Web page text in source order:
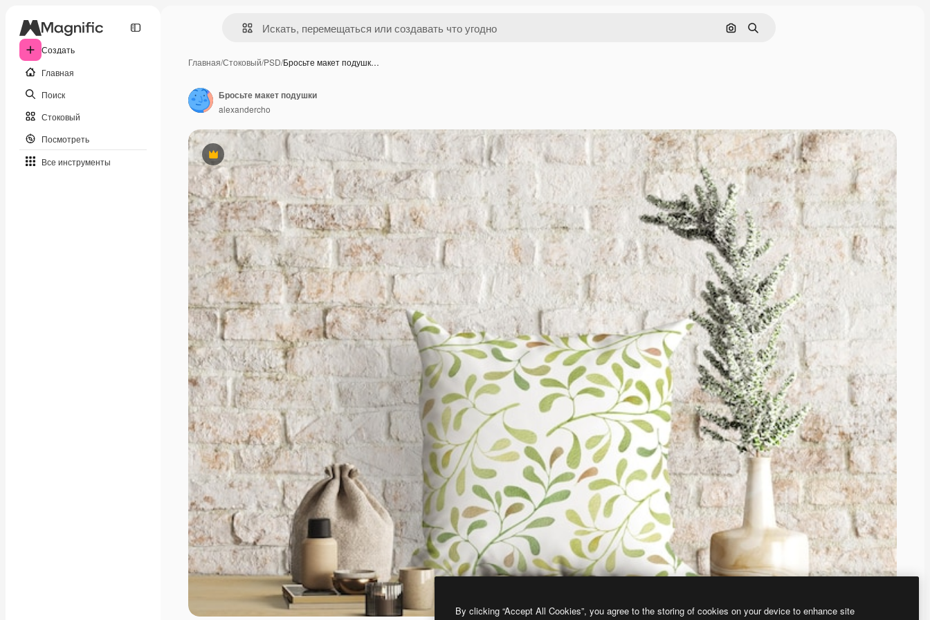
Создать
Главная
Поиск
Стоковый
Посмотреть
Все инструменты
Поиск по изображению
Поиск
Главная/Стоковый/PSD/Бросьте макет подушк…
Премиум
Бросьте макет подушки
alexandercho
By clicking “Accept All Cookies”, you agree to the storing of cookies on your device to enhance site